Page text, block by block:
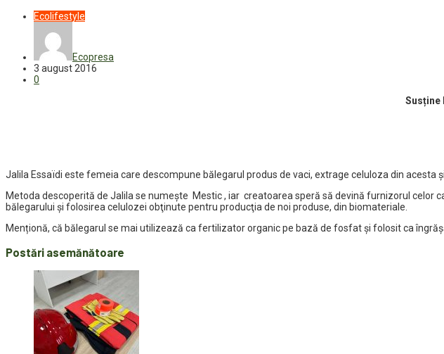
Ecolifestyle
Ecopresa
3 august 2016
0
Susține
Jalila Essaïdi este femeia care descompune bălegarul produs de vaci, extrage celuloza din acesta
Metoda descoperită de Jalila se numește Mestic , iar creatoarea speră să devină furnizorul
bălegarului şi folosirea celulozei obţinute pentru producţia de noi produse, din biomateriale.
Menționă, că bălegarul se mai utilizează ca fertilizator organic pe bază de fosfat şi folosit ca
Postări asemănătoare